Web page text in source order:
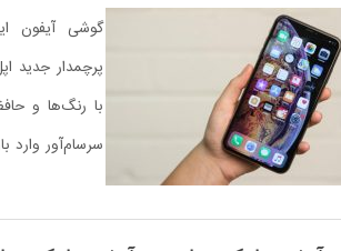
پرچمدار جدید
با رنگ‌ها و
سرسام‌آور وارد